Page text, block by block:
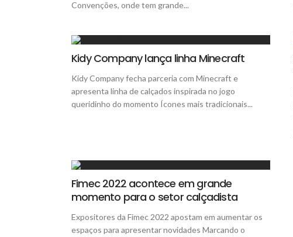
Convenções, onde tem grande...
Kidy Company lança linha Minecraft
Kidy Company fecha parceria com Minecraft e
apresenta linha de calçados inspirada no jogo
queridinho do momento Ícones mais tradicionais...
Fimec 2022 acontece em grande
momento para o setor calçadista
Expositores da Fimec 2022 apostam em aumentar os
espaços para apresentar novidades Marcando o